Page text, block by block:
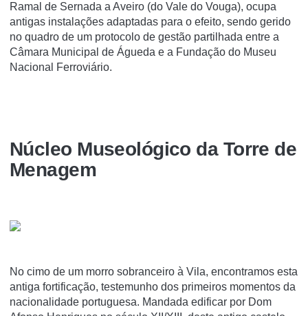
Ramal de Sernada a Aveiro (do Vale do Vouga), ocupa
antigas instalações adaptadas para o efeito, sendo gerido
no quadro de um protocolo de gestão partilhada entre a
Câmara Municipal de Águeda e a Fundação do Museu
Nacional Ferroviário.
Núcleo Museológico da Torre de
Menagem
No cimo de um morro sobranceiro à Vila, encontramos esta
antiga fortificação, testemunho dos primeiros momentos da
nacionalidade portuguesa. Mandada edificar por Dom